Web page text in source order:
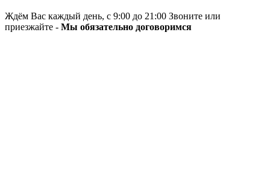
Ждём Вас каждый день, с 9:00 до 21:00 Звоните или
приезжайте - Мы обязательно договоримся